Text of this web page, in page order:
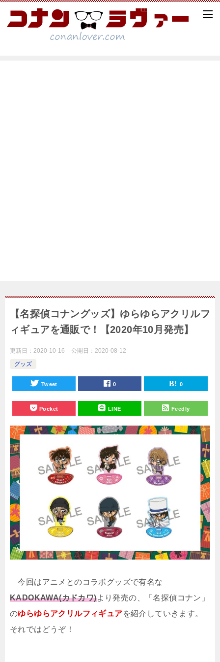
【名探偵コナングッズ】ゆらゆらアクリルフ
ィギュアを通販で！【2020年10月発売】
更新日： 2020-10-16 公開日： 2020-08-12
グッズ
Tweet 0 0
Pocket LINE Feedly
今回はアニメとのコラボグッズで有名な
KADOKAWA(カドカワ)より発売の、「名探偵コナン」
のゆらゆらアクリルフィギュアを紹介していきます。
それではどうぞ！